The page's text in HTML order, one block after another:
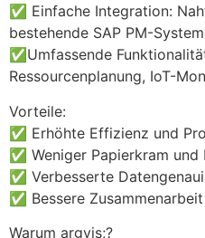
✅ Einfache Integration:
bestehende SAP PM-
✅Umfassende
Ressourcenplanung, IoT-
Vorteile:
✅ Erhöhte Effizienz und
✅ Weniger Papierkram und
✅ Verbesserte
✅ Bessere
Warum argvis;?